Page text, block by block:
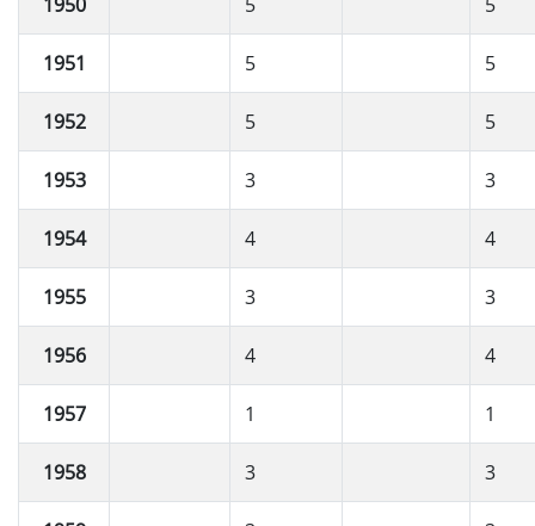
1951 5 5
1952 5 5
1953 3 3
1954 4 4
1955 3 3
1956 4 4
1957 1 1
1958 3 3